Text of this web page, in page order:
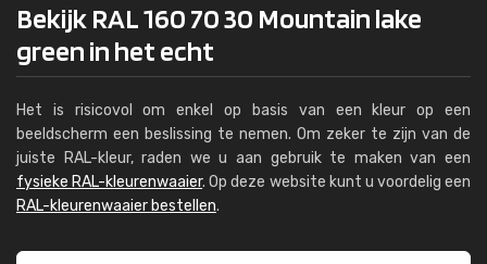
Bekijk RAL 160 70 30 Mountain lake
green in het echt
Het is risicovol om enkel op basis van een kleur op een
beeldscherm een beslissing te nemen. Om zeker te zijn van de
juiste RAL-kleur, raden we u aan gebruik te maken van een
fysieke RAL-kleurenwaaier. Op deze website kunt u voordelig een
RAL-kleurenwaaier bestellen.